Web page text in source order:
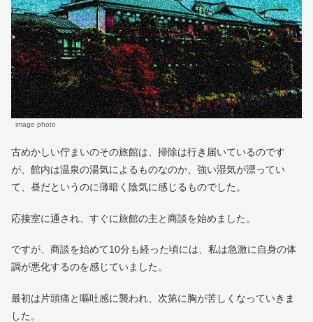
image photo
古めかしい佇まいのその旅館は、掃除は行き届いているのです
が、館内は温泉の湯気によるものなのか、強い湿気が漂ってい
て、昼だというのに薄暗く陰気に感じるものでした。
応接室に通され、すぐに旅館の主と商談を始めました。
ですが、商談を始めて10分も経った頃には、私は急激に自身の体
調が悪化するのを感じていました。
最初は片頭痛と嘔吐感に襲われ、次第に胸が苦しくなっていきま
した。